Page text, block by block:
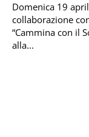
Domenica 19
collaborazione
“Cammina con il
alla...